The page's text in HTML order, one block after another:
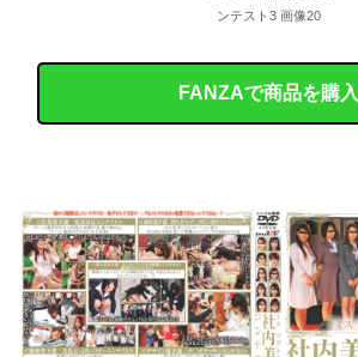
ンテスト3 画像20
FANZAで商品を購入